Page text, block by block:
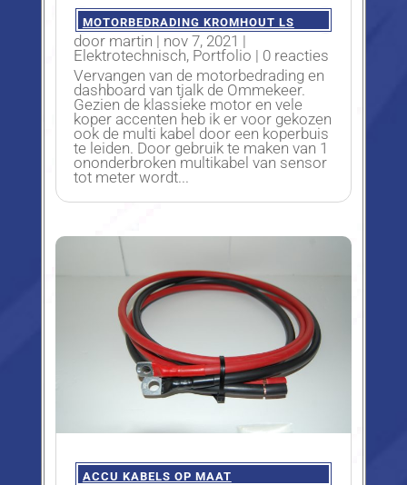
MOTORBEDRADING KROMHOUT LS
door martin | nov 7, 2021 |
Elektrotechnisch, Portfolio | 0 reacties
Vervangen van de motorbedrading en
dashboard van tjalk de Ommekeer.
Gezien de klassieke motor en vele
koper accenten heb ik er voor gekozen
ook de multi kabel door een koperbuis
te leiden. Door gebruik te maken van 1
ononderbroken multikabel van sensor
tot meter wordt...
ACCU KABELS OP MAAT